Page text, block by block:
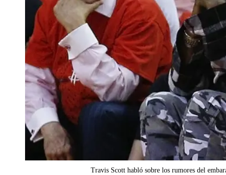
Travis Scott habló sobre los rumores del